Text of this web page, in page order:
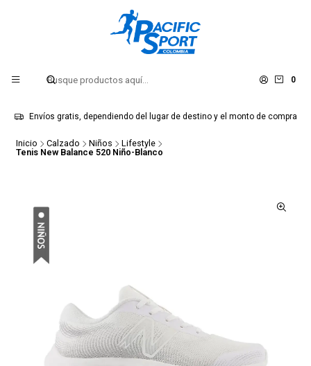
0
Envíos gratis, dependiendo del lugar de destino y el monto de compra
Inicio Calzado Niños
Lifestyle
Tenis New Balance 520 Niño-Blanco